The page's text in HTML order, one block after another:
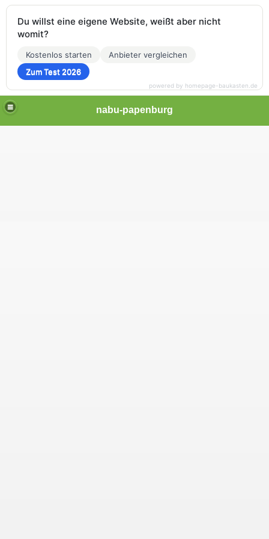
nabu-papenburg
Du willst eine eigene Website, weißt aber nicht
womit?
Kostenlos starten
Anbieter vergleichen
Zum Test 2026
powered by homepage-baukasten.de